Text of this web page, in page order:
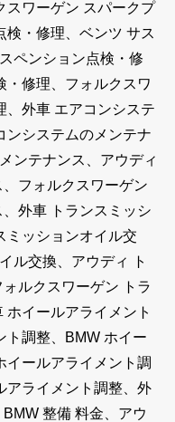
スワーゲン スパークプ
検・修理、ベンツ サス
ペンション点検・修
・修理、フォルクスワ
、外車 エアコンシステ
ンシステムのメンテナ
ンテナンス、アウディ
フォルクスワーゲン
外車 トランスミッシ
ミッションオイル交
ル交換、アウディ ト
ルクスワーゲン トラ
ホイールアライメント
ト調整、BMW ホイー
イールアライメント調
アライメント調整、外
整備 料金、アウ